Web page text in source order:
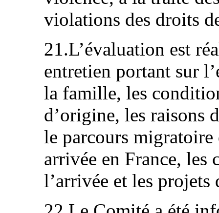
violations des droits
21.L’évaluation est
entretien portant sur
la famille, les
d’origine, les raisons
le parcours migratoire
arrivée en France, les
l’arrivée et les projets